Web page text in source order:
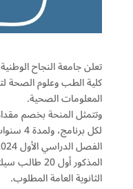
تعلن جامعة النجاح
كلية الطب وعلوم الصحة
المعلومات الصحية.
لكل
المذكور أول
الثانوية العامة المطلوب.